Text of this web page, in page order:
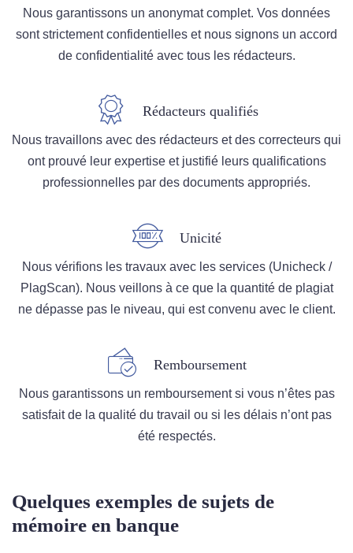
Nous garantissons un anonymat complet. Vos données
sont strictement confidentielles et nous signons un accord
de confidentialité avec tous les rédacteurs.
Rédacteurs qualifiés
Nous travaillons avec des rédacteurs et des correcteurs qui
ont prouvé leur expertise et justifié leurs qualifications
professionnelles par des documents appropriés.
Unicité
Nous vérifions les travaux avec les services (Unicheck /
PlagScan). Nous veillons à ce que la quantité de plagiat
ne dépasse pas le niveau, qui est convenu avec le client.
Remboursement
Nous garantissons un remboursement si vous n’êtes pas
satisfait de la qualité du travail ou si les délais n’ont pas
été respectés.
Quelques exemples de sujets de
mémoire en banque